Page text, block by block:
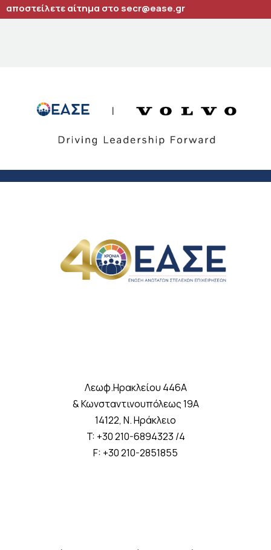
αποστείλετε αίτημα στο secr@ease.gr
Λεωφ.Ηρακλείου 446A
& Κωνσταντινουπόλεως 19A
14122, Ν. Ηράκλειο
T: +30 210-6894323 /4
F: +30 210-2851855